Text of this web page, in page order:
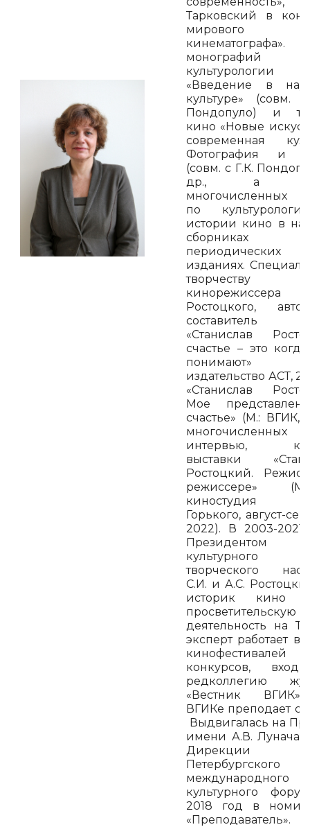
Тарковский в
мирового
кинематографа».
культурологии
«Введение в
культуре» (совм.
Пондопуло) и
кино «Новые
современная
Фотография и
(совм. с Г.К.
др., а
многочисленных
по
истории кино в
периодических
изданиях.
творчеству
Ростоцкого,
составитель
«Станислав
счастье – это
понимают»
издательство АСТ,
«Станислав
Мое
счастье» (М.: ВГИК,
многочисленных
интервью,
выставки
Ростоцкий.
режиссере»
киностудия
Горького, август-
2022). В 2003-2021
Президентом
творческого
С.И. и А.С.
историк кино
просветительскую
деятельность на
эксперт работает
конкурсов,
редколлегию
«Вестник
ВГИКе преподает с
Выдвигалась на
имени А.В.
Дирекции
Петербургского
международного
культурного
2018 год в
«Преподаватель».